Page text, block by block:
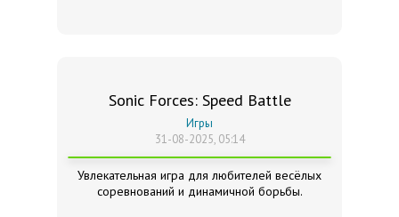
Sonic Forces: Speed Battle
Игры
31-08-2025, 05:14
Увлекательная игра для любителей весёлых
соревнований и динамичной борьбы.